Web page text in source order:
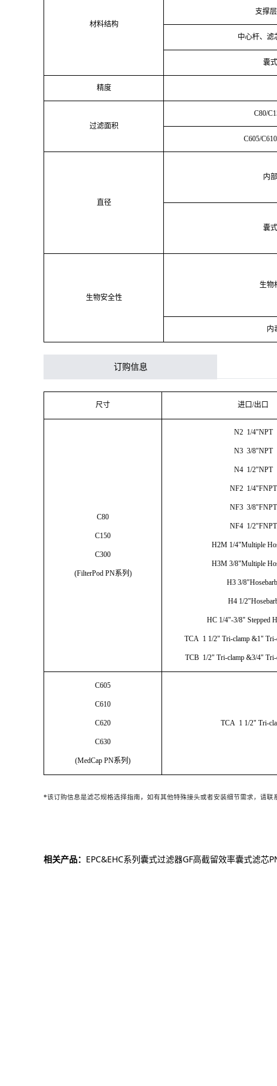
材料结构
支撑层
中心杆、滤
囊
精度
过滤面积
C80/
C605/
直径
内
囊
生物安全性
生物
内
订购信息
尺寸 进口/出口
C80
C150
C300
(FilterPod PN系列 )
N2 1/4"NPT
N3 3/8"NPT
N4 1/2"NPT
NF2 1/4"FNPT
NF3 3/8"FNPT
NF4 1/2"FNPT
H2M 1/4"Multiple
H3M 3/8"Multiple
H3 3/8"Hosebarb
H4 1/
HC 1/4"-3/8" Stepped
TCA 1 1/2" Tri-clamp &1" Tri-
TCB 1/2" Tri-clamp &3/4" Tri-
C605
C610
C620
C630
(MedCap PN系列 )
TCA 1 1/2" Tri-
*该订购信息是滤芯规格选择指南 ， 如有其他特殊接头或者安装细节需求，请联
相关产品： EPC&EHC系列囊式过滤器GF高截留效率囊式滤芯